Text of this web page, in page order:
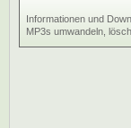
Informationen und
MP3s umwandeln,